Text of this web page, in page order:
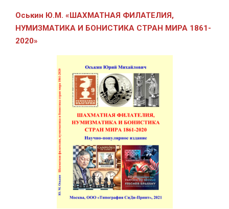
Оськин Ю.М. «ШАХМАТНАЯ ФИЛАТЕЛИЯ,
НУМИЗМАТИКА И БОНИСТИКА СТРАН МИРА 1861-
2020»